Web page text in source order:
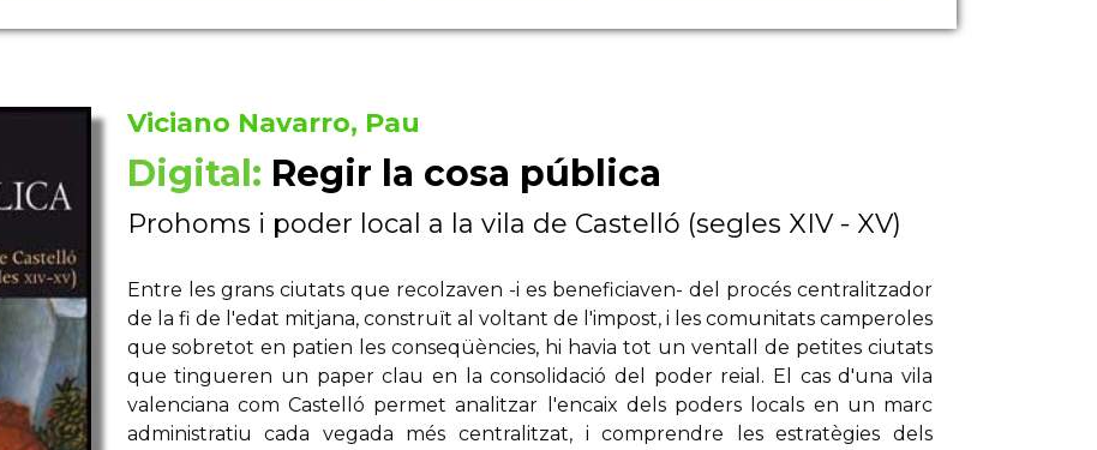
Viciano Navarro, Pau
Digital: Regir la cosa pública
Prohoms i poder local a la vila de Castelló (segles XIV - XV)
Entre les grans ciutats que recolzaven -i es beneficiaven- del procés centralitzador
de la fi de l'edat mitjana, construït al voltant de l'impost, i les comunitats camperoles
que sobretot en patien les conseqüències, hi havia tot un ventall de petites ciutats
que tingueren un paper clau en la consolidació del poder reial. El cas d'una vila
valenciana com Castelló permet analitzar l'encaix dels poders locals en un marc
administratiu cada vegada més centralitzat, i comprendre les estratègies dels